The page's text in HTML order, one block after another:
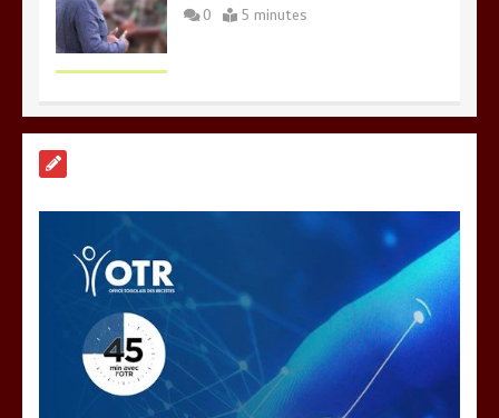
0 5 minutes
DAGL/OCCUPATION ANARCHIQUE DU
LITTORAL : Encore un moratoire de
trois semaines
5 minutes